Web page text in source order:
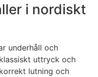
i nordiskt
underhåll och
uttryck och
lutning och